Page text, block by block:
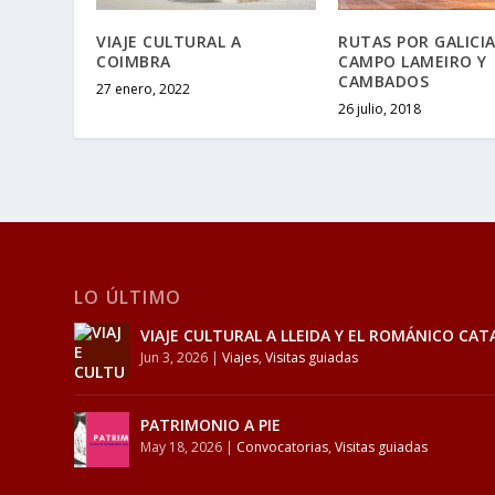
VIAJE CULTURAL A
COIMBRA
27 enero, 2022
RUTAS POR
CAMPO LAMEIRO Y
CAMBADOS
26 julio, 2018
LO ÚLTIMO
VIAJE CULTURAL A LLEIDA Y EL ROMÁNICO
Jun 3, 2026 |Viajes,Visitas guiadas
PATRIMONIO A PIE
May 18, 2026 | Convocatorias,Visitas guiadas